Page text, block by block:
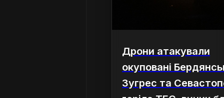
Дрони атакували
окуповані
Зугрес та